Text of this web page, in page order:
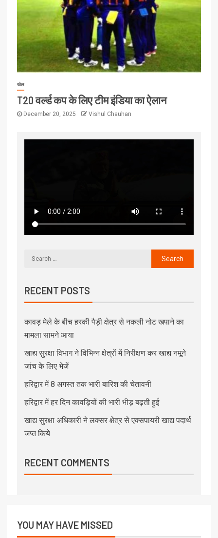
खेल
T20 वर्ल्ड कप के लिए टीम इंडिया का ऐलान
December 20, 2025 Vishul Chauhan
RECENT POSTS
कावड़ मेले के बीच हरकी पैड़ी क्षेत्र से नकली नोट खपाने का
मामला सामने आया
खाद्य सुरक्षा विभाग ने विभिन्न क्षेत्रों में निरीक्षण कर खाद्य नमूने
जांच के लिए भेजें
हरिद्वार में 8 अगस्त तक भारी बारिश की चेतावनी
हरिद्वार में हर दिन कावड़ियों की भारी भीड़ बढ़ती हुई
खाद्य सुरक्षा अधिकारी ने लक्सर क्षेत्र से एक्सपायरी खाद्य पदार्थ
जप्त किये
RECENT COMMENTS
YOU MAY HAVE MISSED